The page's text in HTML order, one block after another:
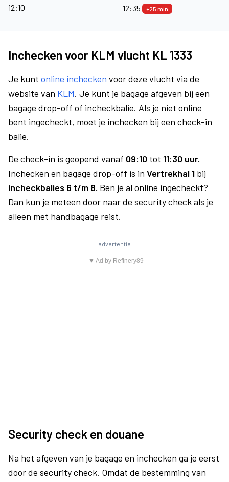
12:10 12:35 +25 min
Inchecken voor KLM vlucht KL 1333
Je kunt online inchecken voor deze vlucht via de
website van KLM. Je kunt je bagage afgeven bij een
bagage drop-off of incheckbalie. Als je niet online
bent ingecheckt, moet je inchecken bij een check-in
balie.
De check-in is geopend vanaf 09:10 tot 11:30 uur.
Inchecken en bagage drop-off is in Vertrekhal 1 bij
incheckbalies 6 t/m 8. Ben je al online ingecheckt?
Dan kun je meteen door naar de security check als je
alleen met handbagage reist.
advertentie
▼ Ad by Refinery89
Security check en douane
Na het afgeven van je bagage en inchecken ga je eerst
door de security check. Omdat de bestemming van